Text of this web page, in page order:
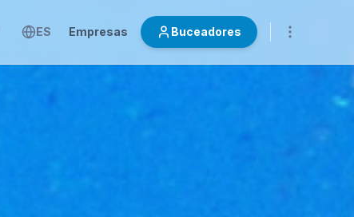
ES Empresas Buceadores